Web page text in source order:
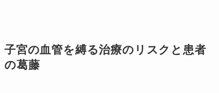
子宮の血管を縛る治療のリスクと患者
の葛藤